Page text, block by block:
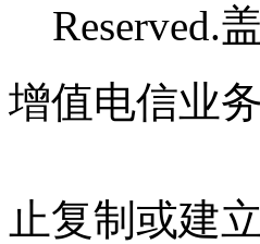
Reserved.
增值电信业
止复制或建